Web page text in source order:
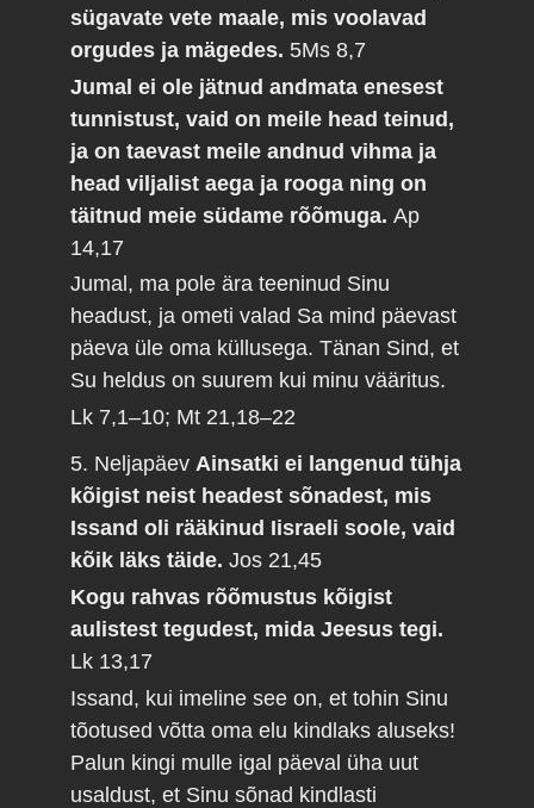
sügavate vete maale, mis voolavad
orgudes ja mägedes. 5Ms 8,7
Jumal ei ole jätnud andmata enesest
tunnistust, vaid on meile head teinud,
ja on taevast meile andnud vihma ja
head viljalist aega ja rooga ning on
täitnud meie südame rõõmuga.Ap
14,17
Jumal, ma pole ära teeninud Sinu
headust, ja ometi valad Sa mind päevast
päeva üle oma küllusega. Tänan Sind, et
Su heldus on suurem kui minu vääritus.
Lk 7,1–10; Mt 21,18–22
5. NeljapäevAinsatki ei langenud tühja
kõigist neist headest sõnadest, mis
Issand oli rääkinud Iisraeli soole, vaid
kõik läks täide.Jos 21,45
Kogu rahvas rõõmustus kõigist
aulistest tegudest, mida Jeesus tegi.
Lk 13,17
Issand, kui imeline see on, et tohin Sinu
tõotused võtta oma elu kindlaks aluseks!
Palun kingi mulle igal päeval üha uut
usaldust, et Sinu sõnad kindlasti